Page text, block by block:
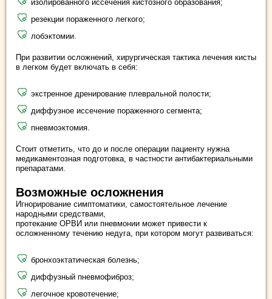
изолированного иссечения кистозного образования;
резекции пораженного легкого;
лобэктомии.
При развитии осложнений, хирургическая тактика лечения кисты
в легком будет включать в себя:
экстренное дренирование плевральной полости;
диффузное иссечение пораженного сегмента;
пневмоэктомия.
Стоит отметить, что до и после операции пациенту нужна
медикаментозная подготовка, в частности антибактериальными
препаратами.
Возможные осложнения
Игнорирование симптоматики, самостоятельное лечение
народными средствами,
протекание ОРВИ или пневмонии может привести к
осложненному течению недуга, при котором могут развиваться:
бронхоэктатическая болезнь;
диффузный пневмофиброз;
легочное кровотечение;